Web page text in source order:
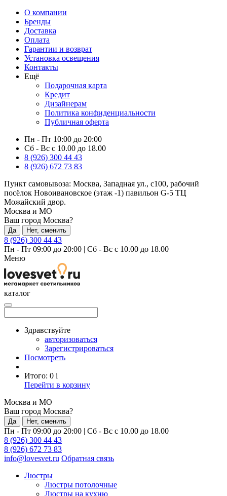
О компании
Бренды
Доставка
Оплата
Гарантии и возврат
Установка освещения
Контакты
Ещё
Подарочная карта
Кредит
Дизайнерам
Политика конфиденциальности
Публичная оферта
Пн - Пт 10:00 до 20:00
Сб - Вс с 10.00 до 18.00
8 (926) 300 44 43
8 (926) 672 73 83
Пункт самовывоза: Москва, Западная ул., с100, рабочий
посёлок Новоивановское (этаж -1) павильон G-5 ТЦ
Можайский двор.
Москва и МО
Ваш город Москва?
Да Нет, сменить
8 (926) 300 44 43
Пн - Пт 09:00 до 20:00 | Сб - Вс с 10.00 до 18.00
Меню
каталог
Здравствуйте
авторизоваться
Зарегистрироваться
Посмотреть
Итого: 0 i
Перейти в корзину
Москва и МО
Ваш город Москва?
Да Нет, сменить
Пн - Пт 09:00 до 20:00 | Сб - Вс с 10.00 до 18.00
8 (926) 300 44 43
8 (926) 672 73 83
info@lovesvet.ru Обратная связь
Люстры
Люстры потолочные
Люстры на кухню